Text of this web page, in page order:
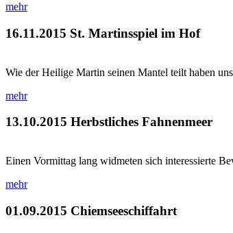
mehr
16.11.2015 St. Martinsspiel im Hof
Wie der Heilige Martin seinen Mantel teilt haben
mehr
13.10.2015 Herbstliches Fahnenmeer
Einen Vormittag lang widmeten sich interessierte
mehr
01.09.2015 Chiemseeschiffahrt